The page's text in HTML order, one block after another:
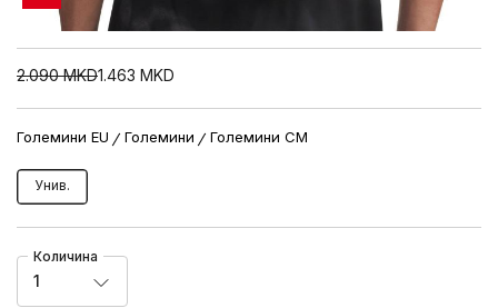
2.090 MKD1.463 MKD
Големини EU Големини Големини CM
Унив.
Количина
1